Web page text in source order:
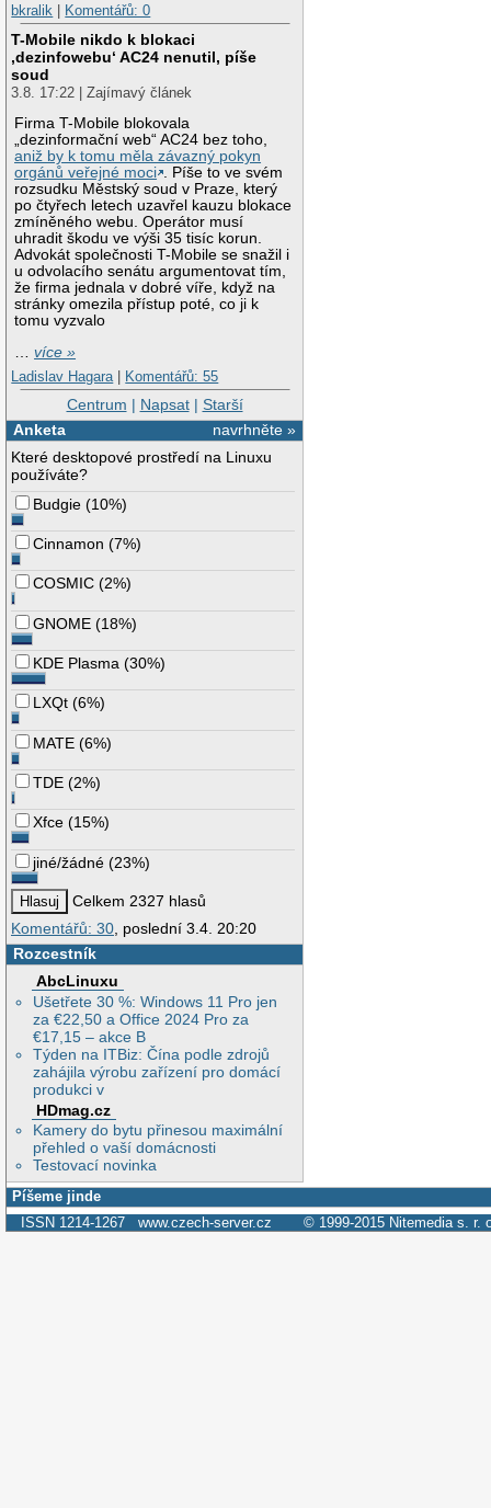
bkralik
Komentářů: 0
T-Mobile nikdo k blokaci
‚dezinfowebu‘ AC24 nenutil, píše
soud
3.8. 17:22 | Zajímavý článek
Firma T-Mobile blokovala
„dezinformační web“ AC24 bez toho,
aniž by k tomu měla závazný pokyn
orgánů veřejné moci . Píše to ve svém
rozsudku Městský soud v Praze, který
po čtyřech letech uzavřel kauzu blokace
zmíněného webu. Operátor musí
uhradit škodu ve výši 35 tisíc korun.
Advokát společnosti T-Mobile se snažil i
u odvolacího senátu argumentovat tím,
že firma jednala v dobré víře, když na
stránky omezila přístup poté, co ji k
tomu vyzvalo
…více »
Ladislav Hagara | Komentářů: 55
Centrum | Napsat| Starší
navrhněte »
Anketa
Které desktopové prostředí na Linuxu
používáte?
Budgie (10%)
Cinnamon (7%)
COSMIC (2%)
GNOME (18%)
KDE Plasma (30%)
LXQt (6%)
MATE (6%)
TDE (2%)
Xfce (15%)
jiné/žádné (23%)
Celkem 2327 hlasů
Komentářů: 30, poslední 3.4. 20:20
Rozcestník
AbcLinuxu
Ušetřete 30 %: Windows 11 Pro jen
za €22,50 a Office 2024 Pro za
€17,15 – akce B
Týden na ITBiz: Čína podle zdrojů
zahájila výrobu zařízení pro domácí
produkci v
HDmag.cz
Kamery do bytu přinesou maximální
přehled o vaší domácnosti
Testovací novinka
Píšeme jinde
ISSN 1214-1267 www.czech-server.cz © 1999-2015 Nitemedia s. r.